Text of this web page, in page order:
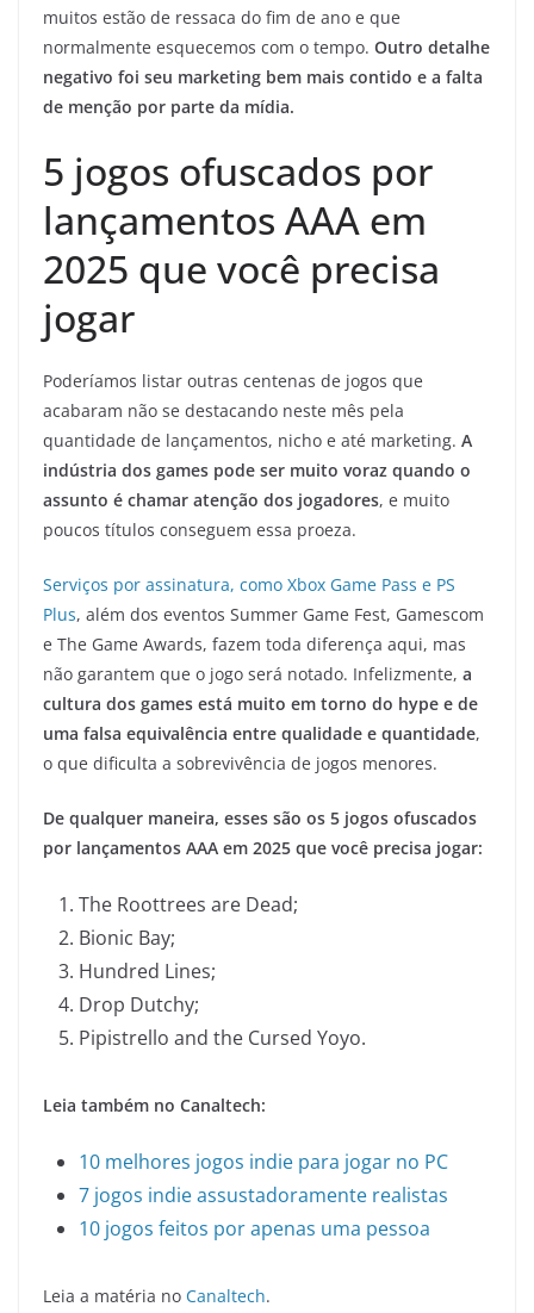
muitos estão de ressaca do fim de ano e que
normalmente esquecemos com o tempo. Outro detalhe
negativo foi seu marketing bem mais contido e a falta
de menção por parte da mídia.
5 jogos ofuscados por
lançamentos AAA em
2025 que você precisa
jogar
Poderíamos listar outras centenas de jogos que
acabaram não se destacando neste mês pela
quantidade de lançamentos, nicho e até marketing. A
indústria dos games pode ser muito voraz quando o
assunto é chamar atenção dos jogadores, e muito
poucos títulos conseguem essa proeza.
Serviços por assinatura, como Xbox Game Pass e PS
Plus, além dos eventos Summer Game Fest, Gamescom
e The Game Awards, fazem toda diferença aqui, mas
não garantem que o jogo será notado. Infelizmente, a
cultura dos games está muito em torno do hype e de
uma falsa equivalência entre qualidade e quantidade,
o que dificulta a sobrevivência de jogos menores.
De qualquer maneira, esses são os 5 jogos ofuscados
por lançamentos AAA em 2025 que você precisa jogar:
The Roottrees are Dead;
Bionic Bay;
Hundred Lines;
Drop Dutchy;
Pipistrello and the Cursed Yoyo.
Leia também no Canaltech:
10 melhores jogos indie para jogar no PC
7 jogos indie assustadoramente realistas
10 jogos feitos por apenas uma pessoa
Leia a matéria no Canaltech.